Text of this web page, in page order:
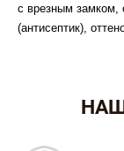
с врезным замком,
(антисептик),